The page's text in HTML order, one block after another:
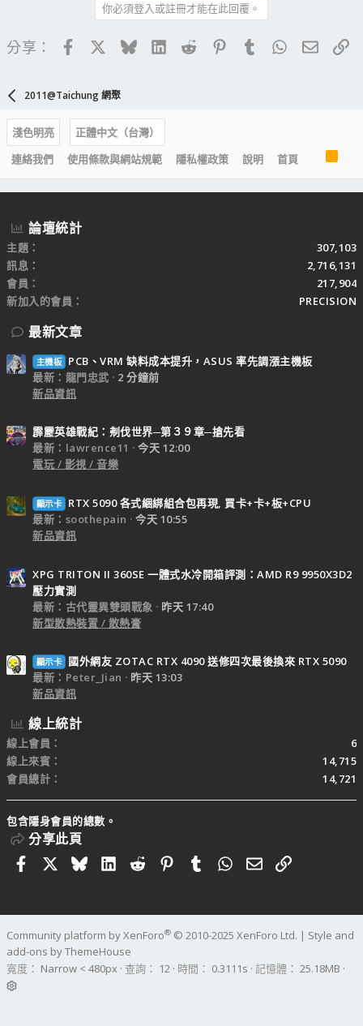
你必須登入或註冊才能在此回覆。
分享： FacebookBlueskyLinkedIn
Reddit PinterestTumblrWhatsApp
電子
2011@Taichung 網聚
淺色明亮
正體中文（台灣）
連絡我們
使用條款與網站規範 隱私權政策 說明 首頁
S
論壇統計
主題
307,103
訊息
2,716,131
會員
217,904
新加入的會員
PRECISION
最新文章
主機板
PCB、VRM 缺料成本提升，ASUS 率先調漲主機板
最新：龍門忠武
2 分鐘前
新品資訊
霹靂英雄戰紀：刜伐世界─第３９章─搶先看
最新：lawrence11
今天 12:00
電玩 / 影視 / 音樂
顯示卡
RTX 5090 各式綑綁組合包再現, 買卡+卡+板+CPU
最新：soothepain
今天 10:55
新品資訊
XPG TRITON II 360SE 一體式水冷開箱評測：AMD R9 9950X3D2
壓力實測
最新：古代靈異雙頭戰象
昨天 17:40
新型散熱裝置 / 散熱膏
顯示卡
國外網友 ZOTAC RTX 4090 送修四次最後換來 RTX 5090
最新：Peter_Jian
昨天 13:03
新品資訊
線上統計
線上會員
6
線上來賓
14,715
會員總計
14,721
包含隱身會員的總數。
分享此頁
FacebookBlueskyLinkedIn
RedditPinterestTumblrWhatsApp
電子郵件
連結
Community platform by XenForo® © 2010-2025 XenForo Ltd. | Style and
add-ons by ThemeHouse
寬度
查詢 12 時間 0.3111s 記憶體 25.18MB